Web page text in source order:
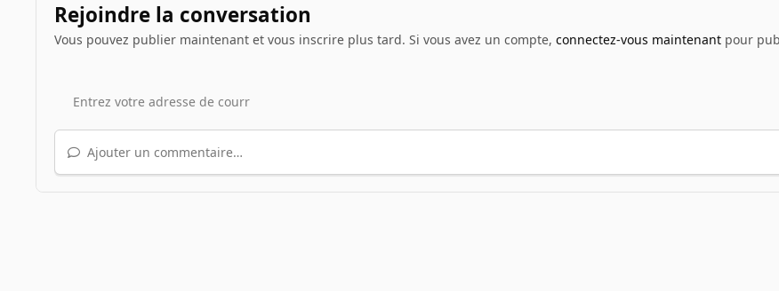
Rejoindre la conversation
Vous pouvez publier maintenant et vous inscrire plus tard. Si vous avez un compte, connectez-vous maintenantpour
Ajouter un commentaire…